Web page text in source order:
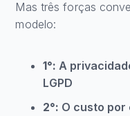
Mas três forças
modelo:
1°: A
LGPD
2°: O custo por